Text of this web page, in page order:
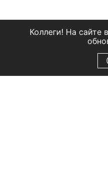
Коллеги! На сайте